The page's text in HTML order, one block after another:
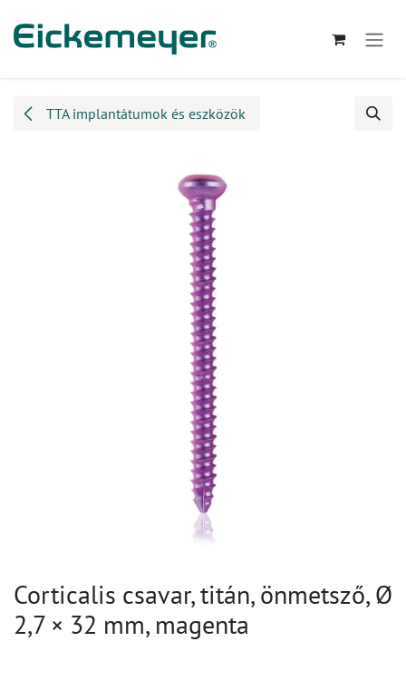
TTA implantátumok és eszközök
Corticalis csavar, titán, önmetsző, Ø
2,7 × 32 mm, magenta